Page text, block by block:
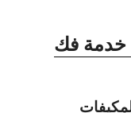
خدمة فك